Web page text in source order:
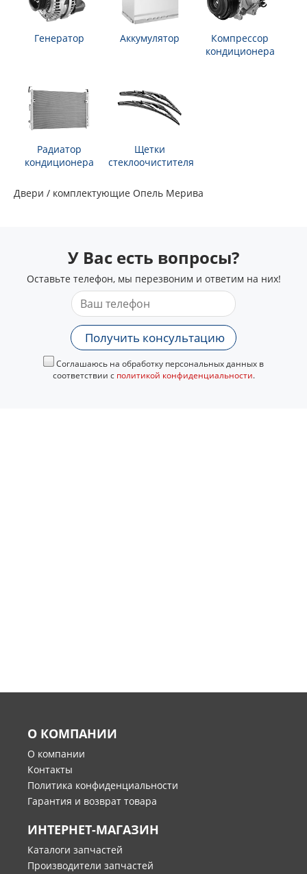
Генератор Аккумулятор
Компрессор
кондиционера
Радиатор
кондиционера
Щетки
стеклоочистителя
Двери / комплектующие Опель Мерива
У Вас есть вопросы?
Оставьте телефон, мы перезвоним и ответим на них!
Получить консультацию
Соглашаюсь на обработку персональных данных в
соответствии с политикой конфиденциальности.
О КОМПАНИИ
О компании
Контакты
Политика конфиденциальности
Гарантия и возврат товара
ИНТЕРНЕТ-МАГАЗИН
Каталоги запчастей
Производители запчастей